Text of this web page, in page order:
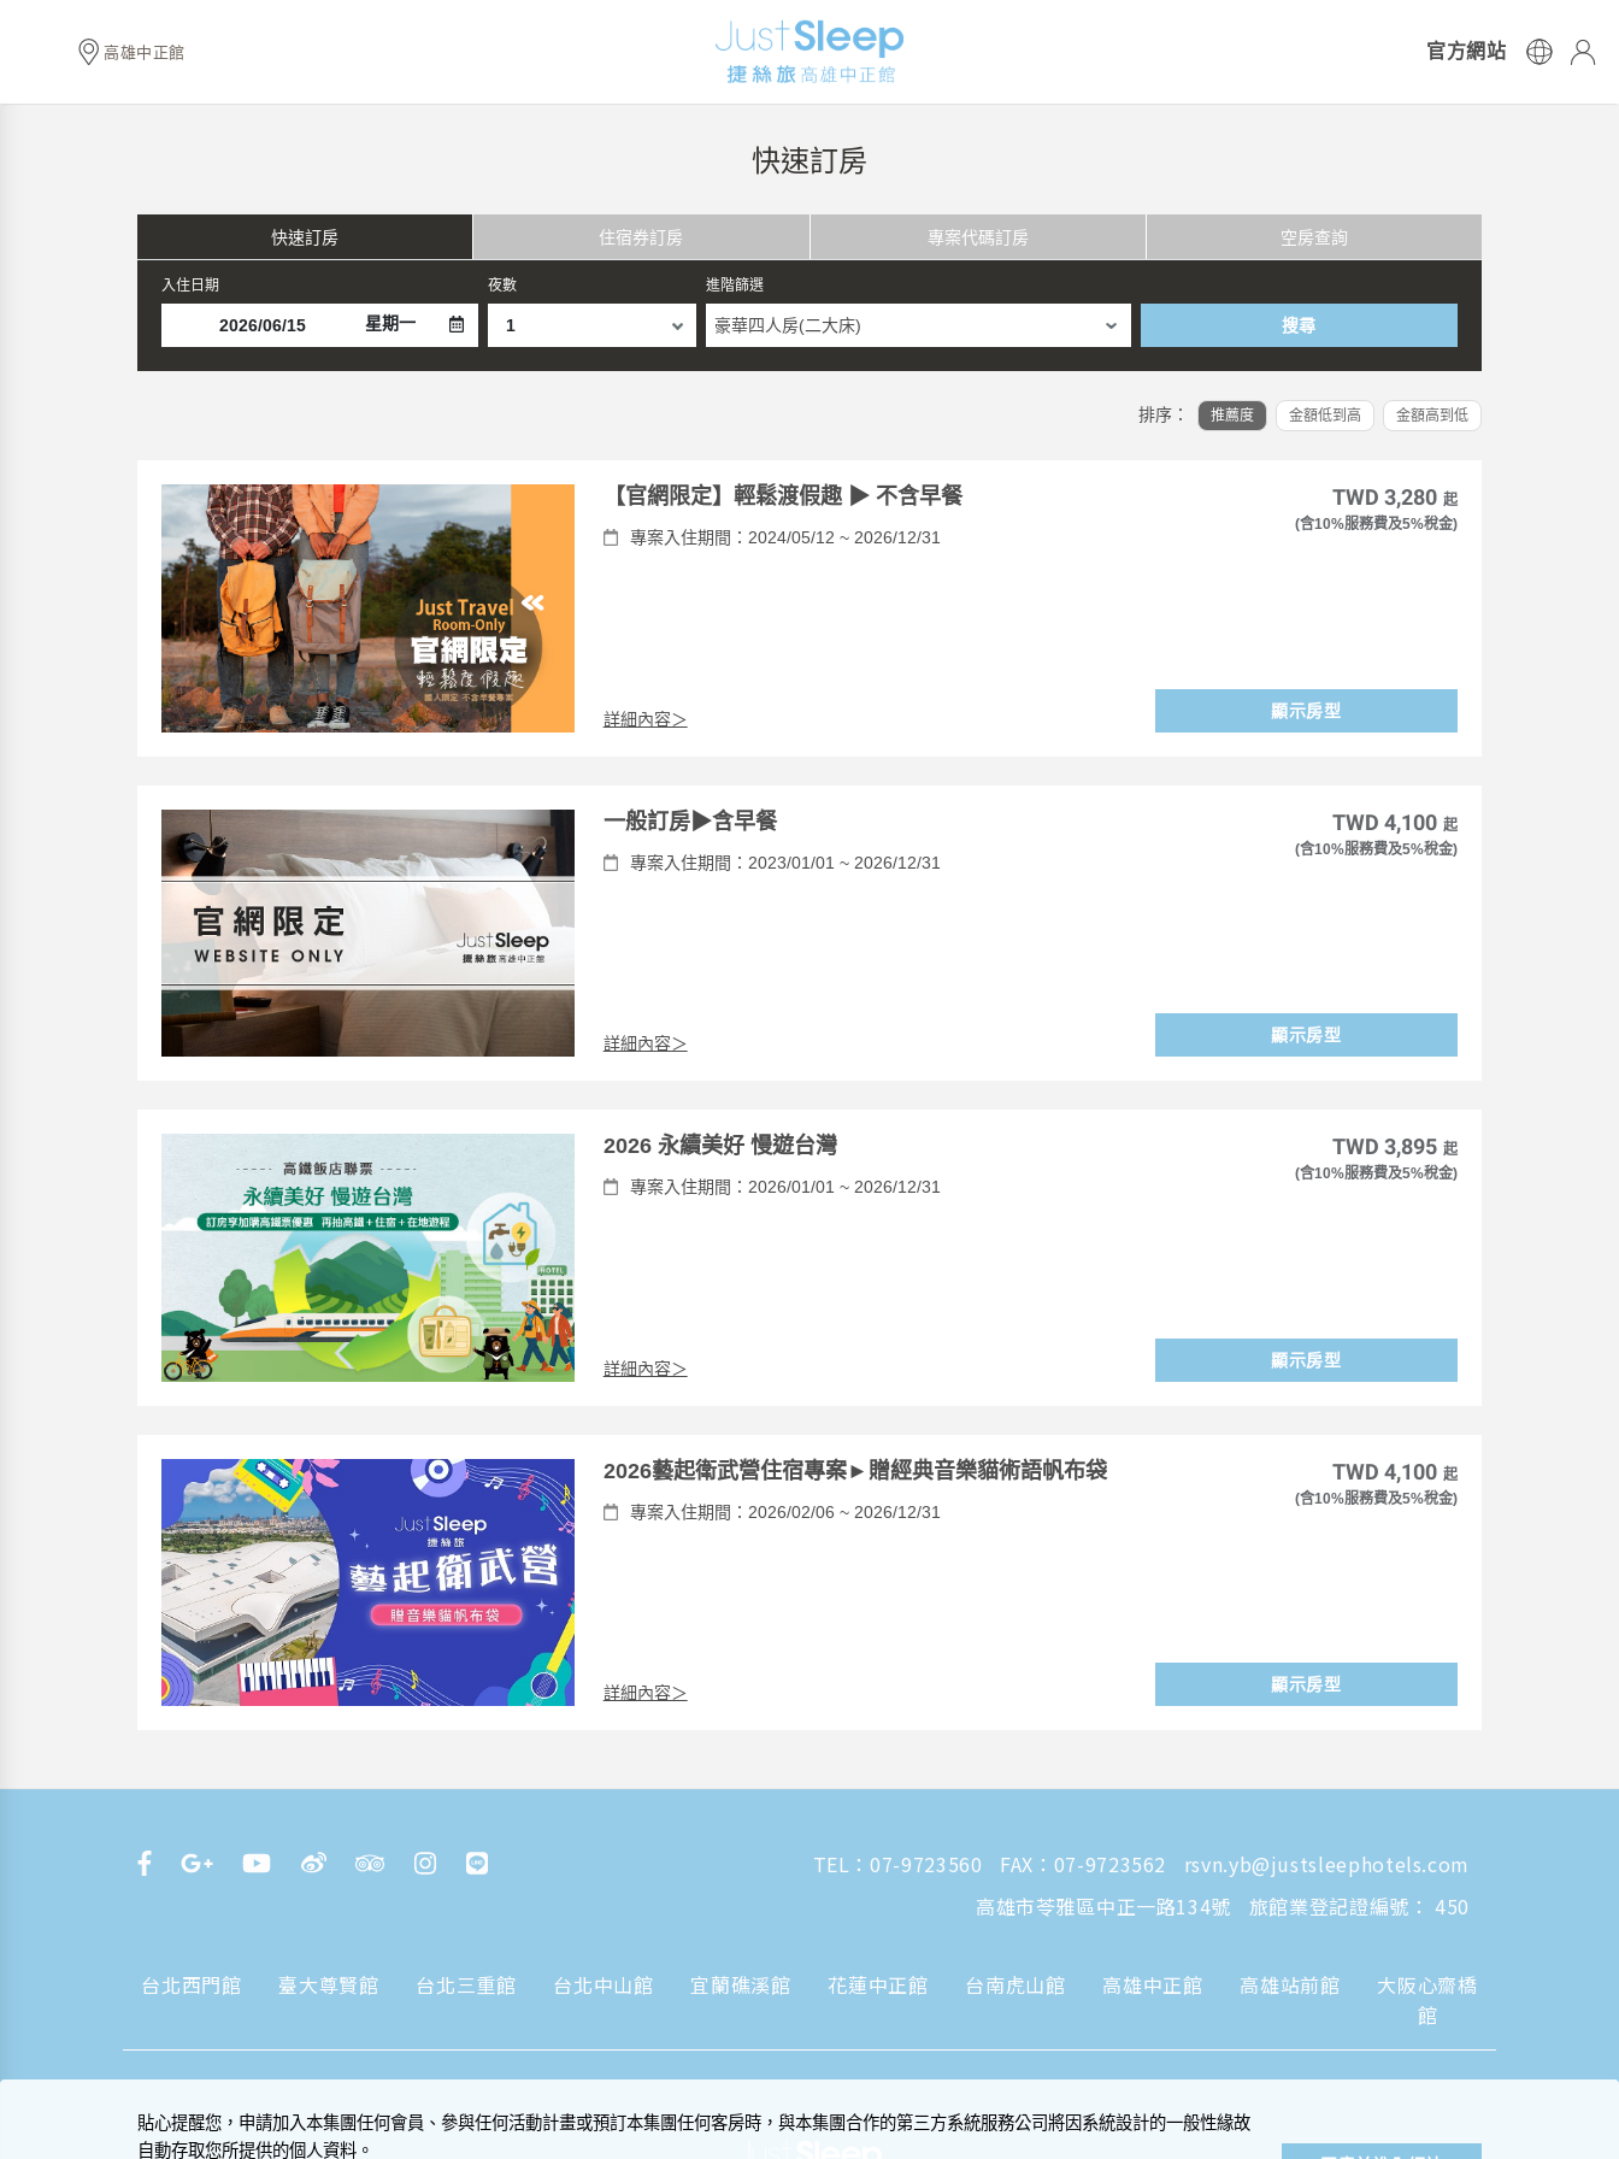
高雄中正館 官方網站
快速訂房
快速訂房 住宿券訂房 專案代碼訂房 空房查詢
入住日期
星期一
夜數 進階篩選
豪華四人房(二大床) 搜尋
排序： 推薦度 金額低到高 金額高到低
【官網限定】輕鬆渡假趣 ▶ 不含早餐
專案入住期間：2024/05/12 ~ 2026/12/31
詳細內容＞
TWD 3,280 起
(含10%服務費及5%稅金)
顯示房型
一般訂房▶含早餐
專案入住期間：2023/01/01 ~ 2026/12/31
詳細內容＞
TWD 4,100 起
(含10%服務費及5%稅金)
顯示房型
2026 永續美好 慢遊台灣
專案入住期間：2026/01/01 ~ 2026/12/31
詳細內容＞
TWD 3,895 起
(含10%服務費及5%稅金)
顯示房型
2026藝起衛武營住宿專案►贈經典音樂貓術語帆布袋
專案入住期間：2026/02/06 ~ 2026/12/31
詳細內容＞
TWD 4,100 起
(含10%服務費及5%稅金)
顯示房型
TEL：07-9723560 FAX：07-9723562
rsvn.yb@justsleephotels.com
高雄市苓雅區中正一路134號
旅館業登記證編號： 450
台北西門館 臺大尊賢館 台北三重館 台北中山館 宜蘭礁溪館 花蓮中正館 台南虎山館 高雄中正館 高雄站前館
大阪心齋橋
館
貼心提醒您，申請加入本集團任何會員、參與任何活動計畫或預訂本集團任何客房時，與本集團合作的第三方系統服務公司將因系統設計的一般性緣故
自動存取您所提供的個人資料。